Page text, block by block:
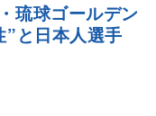
琉球ゴールデン
と日本人選手